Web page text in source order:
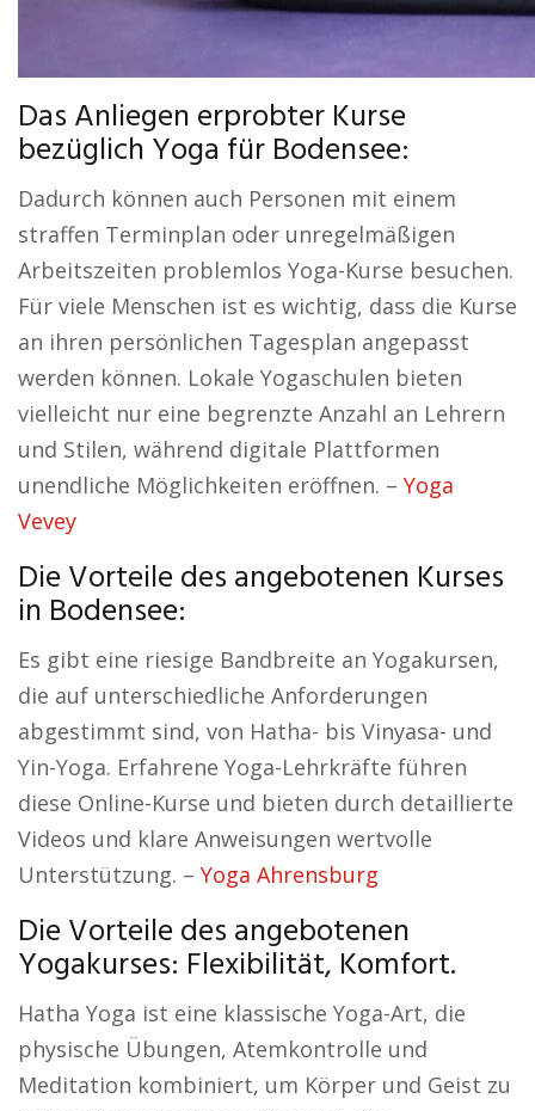
Das Anliegen erprobter Kurse
bezüglich Yoga für Bodensee:
Dadurch können auch Personen mit einem
straffen Terminplan oder unregelmäßigen
Arbeitszeiten problemlos Yoga-Kurse besuchen.
Für viele Menschen ist es wichtig, dass die Kurse
an ihren persönlichen Tagesplan angepasst
werden können. Lokale Yogaschulen bieten
vielleicht nur eine begrenzte Anzahl an Lehrern
und Stilen, während digitale Plattformen
unendliche Möglichkeiten eröffnen. – Yoga
Vevey
Die Vorteile des angebotenen Kurses
in Bodensee:
Es gibt eine riesige Bandbreite an Yogakursen,
die auf unterschiedliche Anforderungen
abgestimmt sind, von Hatha- bis Vinyasa- und
Yin-Yoga. Erfahrene Yoga-Lehrkräfte führen
diese Online-Kurse und bieten durch detaillierte
Videos und klare Anweisungen wertvolle
Unterstützung. – Yoga Ahrensburg
Die Vorteile des angebotenen
Yogakurses: Flexibilität, Komfort.
Hatha Yoga ist eine klassische Yoga-Art, die
physische Übungen, Atemkontrolle und
Meditation kombiniert, um Körper und Geist zu